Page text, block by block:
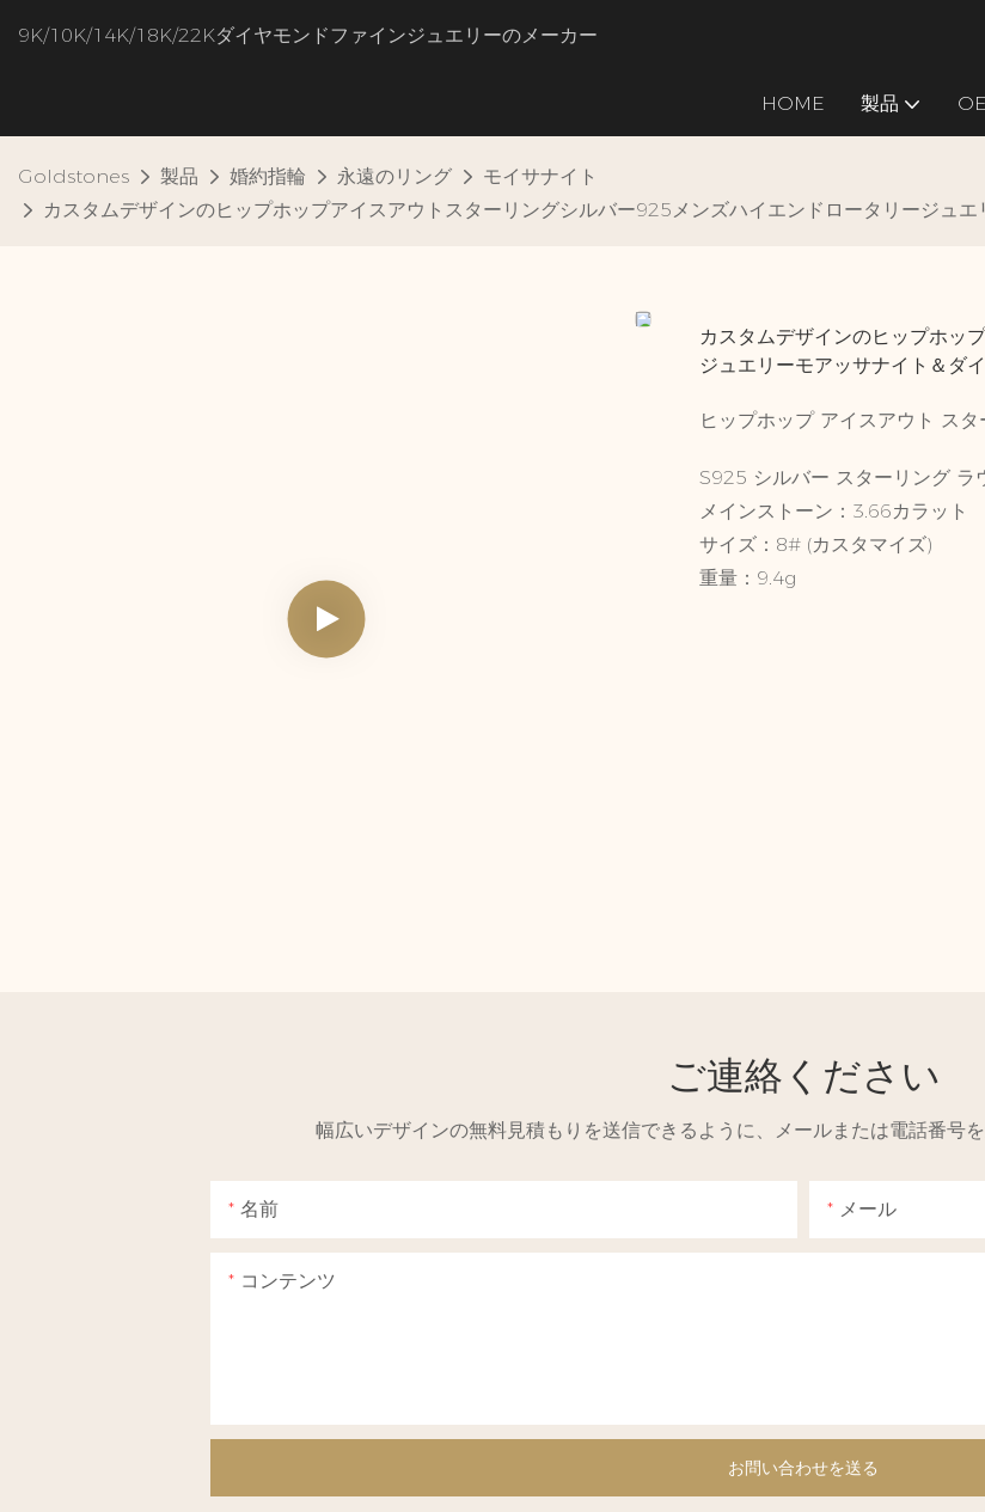
9K/10K/14K/18K/22Kダイヤモンドファインジュエリーのメーカー
HOME 製品
Goldstones 製品 婚約指輪 永遠のリング
モイサナイト
カスタムデザインのヒップホップアイスアウトスターリングシルバー925メンズハイエンドロータリージュ
カスタムデザインのヒップホッ
ジュエリーモアッサナイト＆ダ
ヒップホップ アイスアウト ス
S925 シルバー スターリング ラ
メインストーン：3.66カラット
サイズ：8# (カスタマイズ)
重量：9.4g
ご連絡ください
幅広いデザインの無料見積もりを送信できるように、メールまたは電話番号
名前 メール
コンテンツ
お問い合わせを送る